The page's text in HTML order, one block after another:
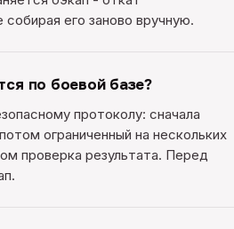
собирая его заново вручную.
по боевой базе?
протоколу: сначала
ограниченный на нескольких
проверка результата. Перед